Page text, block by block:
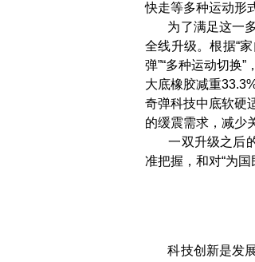
快走等多种运动形
为了满足这一多
全线升级。根据“
弹”“多种运动切换”
大底橡胶减重
奇弹科技中底软硬
的缓震需求，减少
一双升级之后的
准把握，和对“为国
科技创新是发展